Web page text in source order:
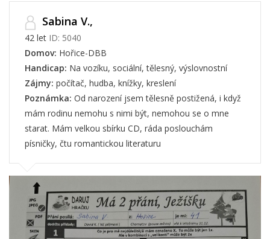
Sabina V.,
42 let ID: 5040
Domov: Hořice-DBB
Handicap: Na vozíku, sociální, tělesný, výslovnostní
Zájmy: počítač, hudba, knížky, kreslení
Poznámka: Od narození jsem tělesně postižená, i když
mám rodinu nemohu s nimi být, nemohou se o mne
starat. Mám velkou sbírku CD, ráda poslouchám
písničky, čtu romantickou literaturu